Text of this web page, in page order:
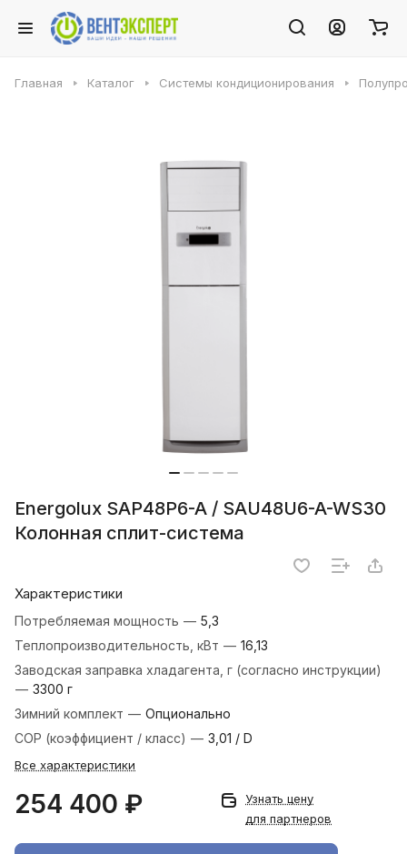
Главная Каталог Системы кондиционирования
Energolux SAP48P6-A / SAU48U6-A-WS30
Колонная сплит-система
Характеристики
Потребляемая мощность — 5,3
Теплопроизводительность, кВт — 16,13
Заводская заправка хладагента, г (согласно инструкции)
— 3300 г
Зимний комплект — Опционально
COP (коэффициент / класс) — 3,01 / D
Все характеристики
254 400 ₽
Узнать цену
для партнеров